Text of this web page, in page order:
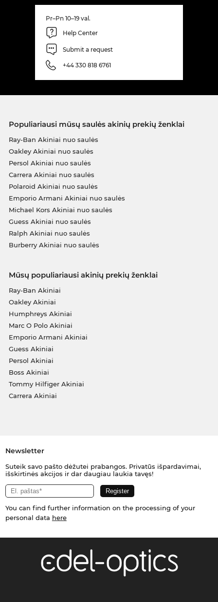
Pr–Pn 10–19 val.
Help Center
Submit a request
+44 330 818 6761
Populiariausi mūsų saulės akinių prekių ženklai
Ray-Ban Akiniai nuo saulės
Oakley Akiniai nuo saulės
Persol Akiniai nuo saulės
Carrera Akiniai nuo saulės
Polaroid Akiniai nuo saulės
Emporio Armani Akiniai nuo saulės
Michael Kors Akiniai nuo saulės
Guess Akiniai nuo saulės
Ralph Akiniai nuo saulės
Burberry Akiniai nuo saulės
Mūsų populiariausi akinių prekių ženklai
Ray-Ban Akiniai
Oakley Akiniai
Humphreys Akiniai
Marc O Polo Akiniai
Emporio Armani Akiniai
Guess Akiniai
Persol Akiniai
Boss Akiniai
Tommy Hilfiger Akiniai
Carrera Akiniai
Newsletter
Suteik savo pašto dėžutei prabangos. Privatūs išpardavimai,
išskirtinės akcijos ir dar daugiau laukia tavęs!
You can find further information on the processing of your
personal data here